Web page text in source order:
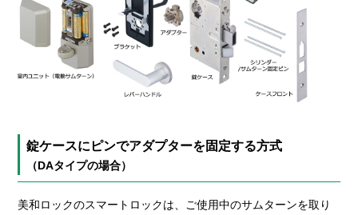
錠ケースにピンでアダプターを固定する方式
（DAタイプの場合）
美和ロックのスマートロックは、ご使用中のサムターンを取り